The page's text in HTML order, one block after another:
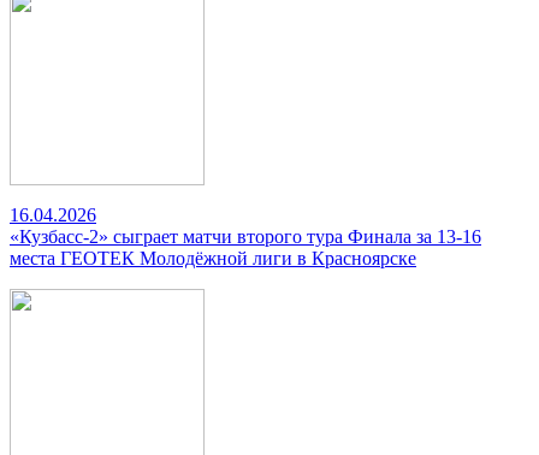
16.04.2026
«Кузбасс-2» сыграет матчи второго тура Финала за 13-16
места ГЕОТЕК Молодёжной лиги в Красноярске